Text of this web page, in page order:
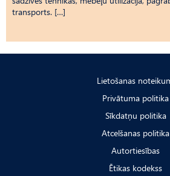
transports. […]
Lietošanas
Privātuma politika
Sīkdatņu politika
Atcelšanas politika
Autortiesības
Ētikas kodekss